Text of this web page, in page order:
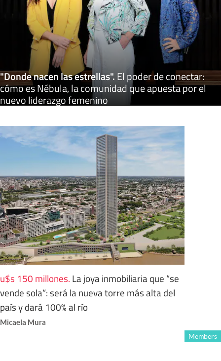
"Donde nacen las estrellas".El poder de conectar:
cómo es Nébula, la comunidad que apuesta por el
nuevo liderazgo femenino
u$s 150 millones. La joya inmobiliaria que “se
vende sola”: será la nueva torre más alta del
país y dará 100% al río
Micaela Mura
Members